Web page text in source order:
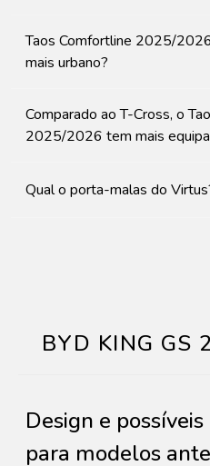
Taos Comfortline 2025/
mais urbano?
Comparado ao T-Cross, o
2025/2026 tem mais
Qual o porta-malas do
BYD KING GS
Design e
para modelos